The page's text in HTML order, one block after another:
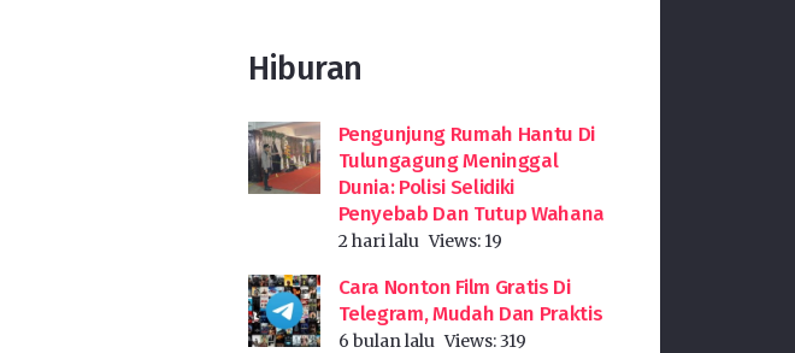
Hiburan
Pengunjung Rumah Hantu Di
Tulungagung Meninggal
Dunia: Polisi Selidiki
Penyebab Dan Tutup Wahana
2 hari lalu Views: 19
Cara Nonton Film Gratis Di
Telegram, Mudah Dan Praktis
6 bulan lalu Views:319